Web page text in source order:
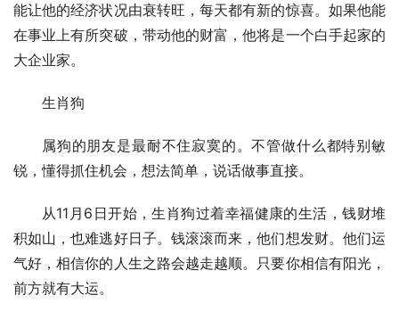
能让他的经济状况由衰转旺，每天都有新的惊喜。如果他能
在事业上有所突破，带动他的财富，他将是一个白手起家的
大企业家。
生肖狗
属狗的朋友是最耐不住寂寞的。不管做什么都特别敏
锐，懂得抓住机会，想法简单，说话做事直接。
从11月6日开始，生肖狗过着幸福健康的生活，钱财堆
积如山，也难逃好日子。钱滚滚而来，他们想发财。他们运
气好，相信你的人生之路会越走越顺。只要你相信有阳光，
前方就有大运。